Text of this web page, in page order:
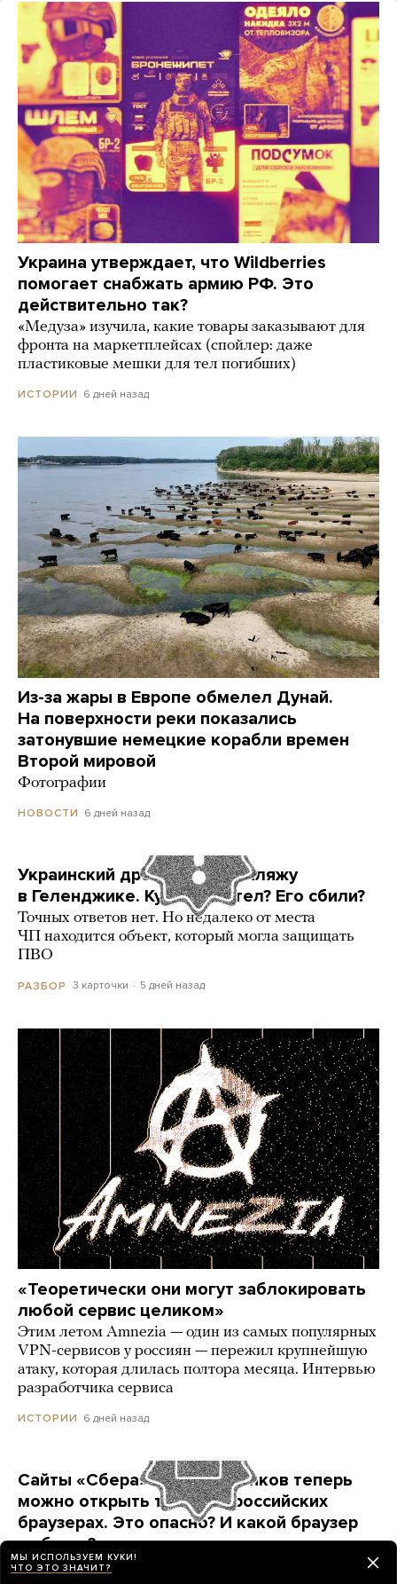
Украина утверждает, что Wildberries
помогает снабжать армию РФ. Это
действительно так?
«Медуза» изучила, какие товары заказывают для
фронта на маркетплейсах (спойлер: даже
пластиковые мешки для тел погибших)
ИСТОРИИ 6 дней назад
Из-за жары в Европе обмелел Дунай.
На поверхности реки показались
затонувшие немецкие корабли времен
Второй мировой
Фотографии
НОВОСТИ 6 дней назад
Украинский дрон попал по пляжу
в Геленджике. Куда он летел? Его сбили?
Точных ответов нет. Но недалеко от места
ЧП находится объект, который могла защищать
ПВО
РАЗБОР 3 карточки 5 дней назад
«Теоретически они могут заблокировать
любой сервис целиком»
Этим летом Amnezia — один из самых популярных
VPN-сервисов у россиян — пережил крупнейшую
атаку, которая длилась полтора месяца. Интервью
разработчика сервиса
ИСТОРИИ 6 дней назад
Сайты «Сбера» и других банков теперь
можно открыть только в российских
браузерах. Это опасно? И какой браузер
выбрать?
Короткая инструкция для тех, кто опасается
МЫ ИСПОЛЬЗУЕМ КУКИ!
ЧТО ЭТО ЗНАЧИТ?